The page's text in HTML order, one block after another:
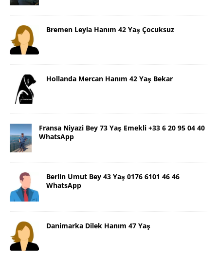
Bremen Leyla Hanım 42 Yaş Çocuksuz
Hollanda Mercan Hanım 42 Yaş Bekar
Fransa Niyazi Bey 73 Yaş Emekli +33 6 20 95 04 40
WhatsApp
Berlin Umut Bey 43 Yaş 0176 6101 46 46
WhatsApp
Danimarka Dilek Hanım 47 Yaş